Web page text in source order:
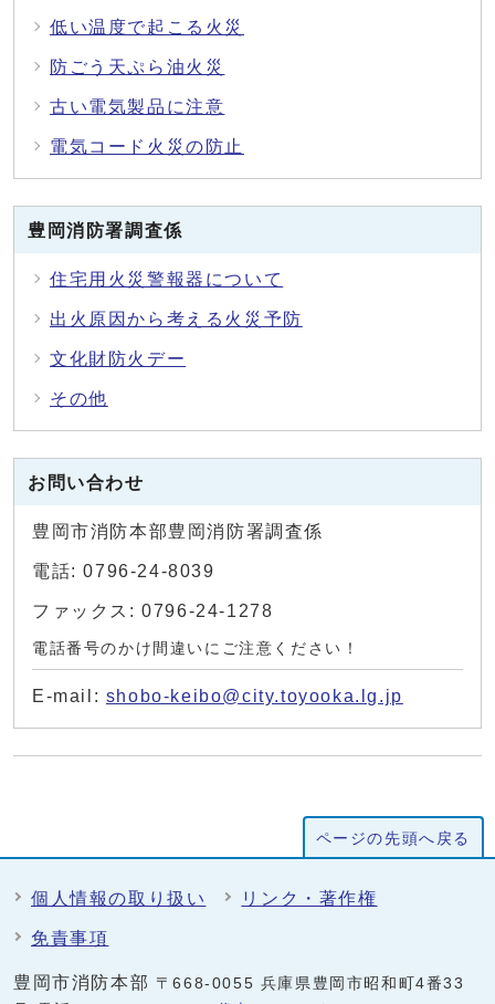
低い温度で起こる火災
防ごう天ぷら油火災
古い電気製品に注意
電気コード火災の防止
豊岡消防署調査係
住宅用火災警報器について
出火原因から考える火災予防
文化財防火デー
その他
お問い合わせ
豊岡市消防本部豊岡消防署調査係
電話: 0796-24-8039
ファックス: 0796-24-1278
電話番号のかけ間違いにご注意ください！
E-mail: shobo-keibo@city.toyooka.lg.jp
ページの先頭へ戻る
個人情報の取り扱い リンク・著作権
免責事項
豊岡市消防本部 〒668-0055 兵庫県豊岡市昭和町4番33